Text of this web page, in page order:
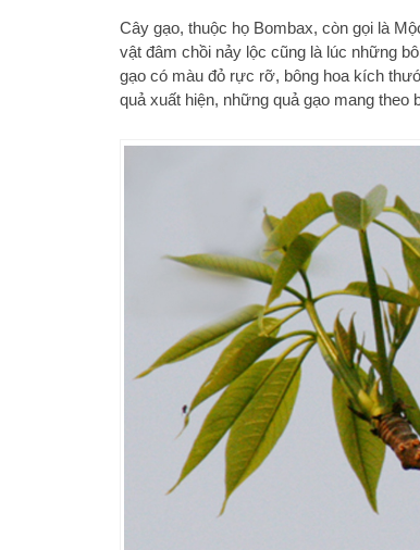
Cây gạo, thuộc họ Bombax, còn gọi là
vật đâm chồi nảy lộc cũng là lúc những
gạo có màu đỏ rực rỡ, bông hoa kích
quả xuất hiện, những quả gạo mang theo